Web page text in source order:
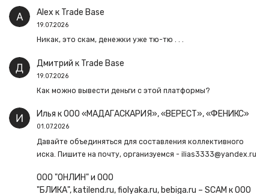
Alex к Trade Base
19.07.2026
Никак, это скам, денежки уже тю-тю . . .
Дмитрий к Trade Base
19.07.2026
Как можно вывести деньги с этой платформы?
Илья кООО «МАДАГАСКАРИЯ», «ВЕРЕСТ», «ФЕНИКС»
01.07.2026
Давайте объединяться для составления коллективного
иска. Пишите на почту, организуемся - ilias3333@yandex.ru
ООО "ОНЛИН" и ООО
"БЛИКА", katilend.ru, fiolyaka.ru, bebiga.ru – SCAM кООО